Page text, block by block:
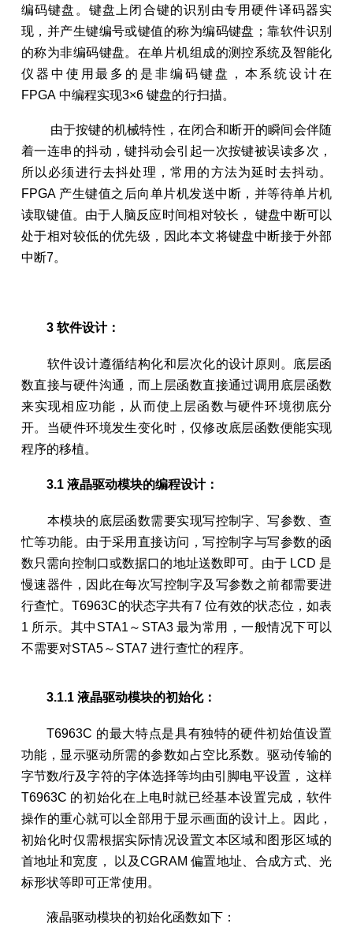
编码键盘。键盘上闭合键的识别由专用硬件译码器实
现，并产生键编号或键值的称为编码键盘；靠软件识别
的称为非编码键盘。在单片机组成的测控系统及智能化
仪器中使用最多的是非编码键盘，本系统设计在
FPGA 中编程实现3×6 键盘的行扫描。
由于按键的机械特性，在闭合和断开的瞬间会伴随
着一连串的抖动，键抖动会引起一次按键被误读多次，
所以必须进行去抖处理，常用的方法为延时去抖动。
FPGA 产生键值之后向单片机发送中断，并等待单片机
读取键值。由于人脑反应时间相对较长， 键盘中断可以
处于相对较低的优先级，因此本文将键盘中断接于外部
中断7。
3 软件设计：
软件设计遵循结构化和层次化的设计原则。底层函
数直接与硬件沟通，而上层函数直接通过调用底层函数
来实现相应功能，从而使上层函数与硬件环境彻底分
开。当硬件环境发生变化时，仅修改底层函数便能实现
程序的移植。
3.1 液晶驱动模块的编程设计：
本模块的底层函数需要实现写控制字、写参数、查
忙等功能。由于采用直接访问，写控制字与写参数的函
数只需向控制口或数据口的地址送数即可。由于 LCD 是
慢速器件，因此在每次写控制字及写参数之前都需要进
行查忙。T6963C的状态字共有7 位有效的状态位，如表
1 所示。其中STA1～STA3 最为常用，一般情况下可以
不需要对STA5～STA7 进行查忙的程序。
3.1.1 液晶驱动模块的初始化：
T6963C 的最大特点是具有独特的硬件初始值设置
功能，显示驱动所需的参数如占空比系数。驱动传输的
字节数/行及字符的字体选择等均由引脚电平设置， 这样
T6963C 的初始化在上电时就已经基本设置完成，软件
操作的重心就可以全部用于显示画面的设计上。因此，
初始化时仅需根据实际情况设置文本区域和图形区域的
首地址和宽度， 以及CGRAM 偏置地址、合成方式、光
标形状等即可正常使用。
液晶驱动模块的初始化函数如下：